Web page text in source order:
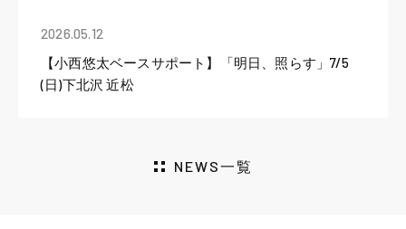
2026.05.12
【小西悠太ベースサポート】「明日、照らす」7/5
(日)下北沢 近松
NEWS一覧